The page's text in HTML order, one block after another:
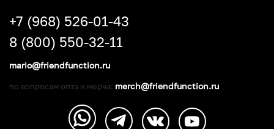
+7 (968) 526-01-43
8 (800) 550-32-11
mario@friendfunction.ru
по вопросам опта и мерча: merch@friendfunction.ru